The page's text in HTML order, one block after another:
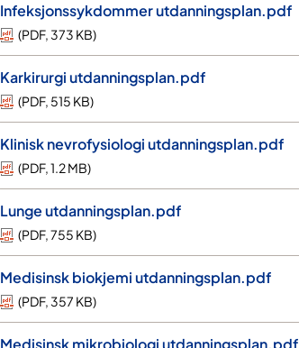
Infeksjonssykdommer utdanningsplan.pdf
(PDF, 373 KB)
Karkirurgi utdanningsplan.pdf
(PDF, 515 KB)
Klinisk nevrofysiologi utdanningsplan.pdf
(PDF,1.2 MB)
Lunge utdanningsplan.pdf
(PDF,755 KB)
Medisinsk biokjemi utdanningsplan.pdf
(PDF, 357 KB)